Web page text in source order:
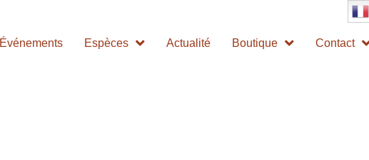
Événements Espèces Actualité Boutique Contact